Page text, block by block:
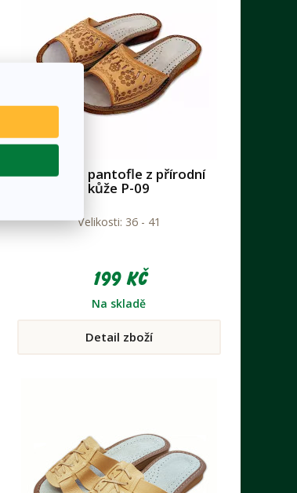
Dámské pantofle z přírodní
kůže P-09
Velikosti: 36 - 41
199 Kč
Na skladě
Detail zboží